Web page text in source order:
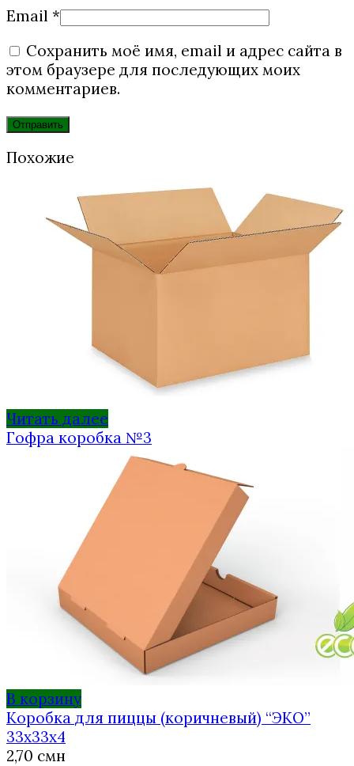
Email *
Сохранить моё имя, email и адрес сайта в
этом браузере для последующих моих
комментариев.
Похожие
Читать далее
Гофра коробка №3
В корзину
Коробка для пиццы (коричневый) “ЭКО”
33х33х4
2,70 смн